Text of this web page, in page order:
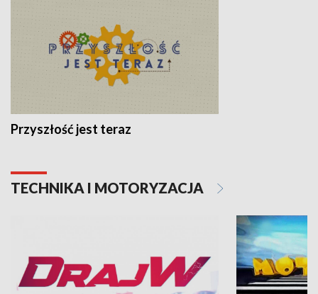
Przyszłość jest teraz
TECHNIKA I MOTORYZACJA